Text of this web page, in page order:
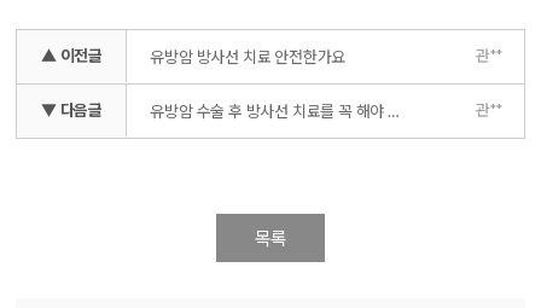
▲ 이전글 유방암 방사선 치료 안전한가요 관**
▼ 다음글 유방암 수술 후 방사선 치료를 꼭 해야 하나요? 관**
목록